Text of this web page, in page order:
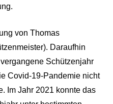
von Thomas
Daraufhin
Schützenjahr
Covid-19-Pandemie nicht
Im Jahr 2021 konnte das